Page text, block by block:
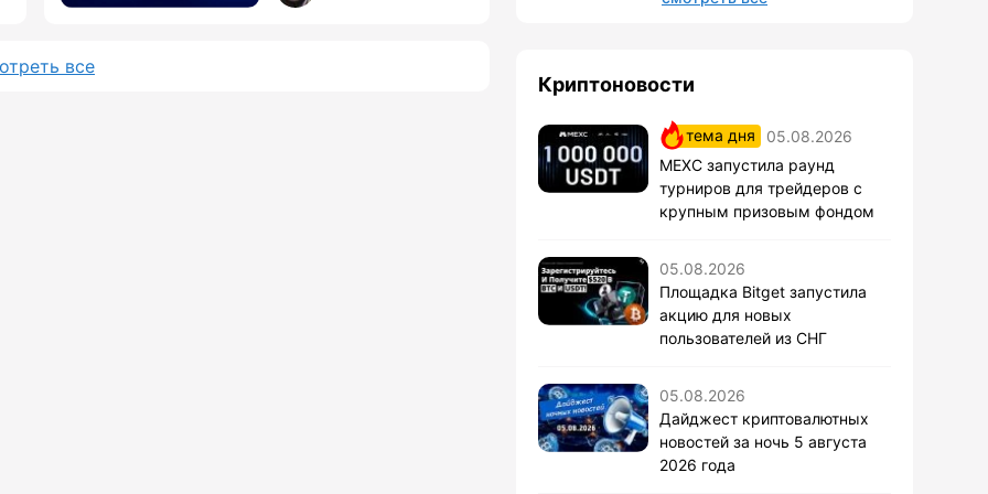
все
Криптоновости
тема дня
05.08.2026
MEXC запустила раунд
турниров для трейдеров с
крупным призовым фондом
05.08.2026
Площадка Bitget запустила
акцию для новых
пользователей из СНГ
05.08.2026
Дайджест криптовалютных
новостей за ночь 5 августа
2026 года